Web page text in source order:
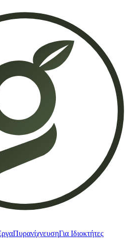
ΠυρανίχνευσηΓια Ιδιοκτήτες